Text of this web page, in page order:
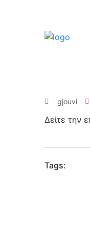
gjouvi
Δείτε την
Tags: